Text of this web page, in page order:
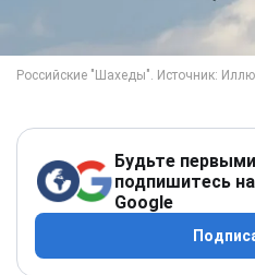
Будьте
подпишитесь
Google